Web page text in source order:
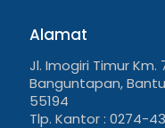
Alamat
Jl. Imogiri Timur Km.
Banguntapan,
55194
Tlp. Kantor : 0274-